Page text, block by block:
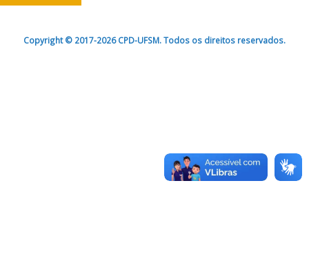
Copyright © 2017-2026 CPD-UFSM. Todos os direitos reservados.